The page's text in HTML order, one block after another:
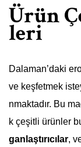
Ürün
leri
Dalaman’daki
ve keşfetmek
nmaktadır. Bu
k çeşitli ürünler
ganlaştırıcılar,